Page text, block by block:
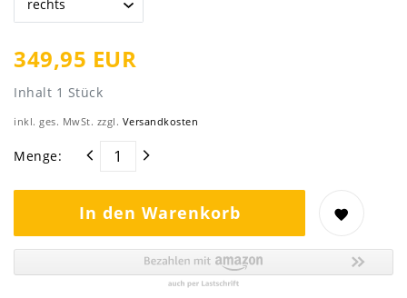
349,95 EUR
Inhalt 1 Stück
inkl. ges. MwSt. zzgl. Versandkosten
Menge:
In den Warenkorb